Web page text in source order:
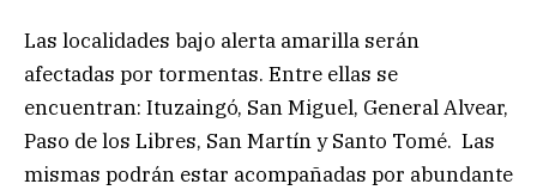
Las localidades bajo alerta amarilla serán
afectadas por tormentas. Entre ellas se
encuentran: Ituzaingó, San Miguel, General Alvear,
Paso de los Libres, San Martín y Santo Tomé. Las
mismas podrán estar acompañadas por abundante